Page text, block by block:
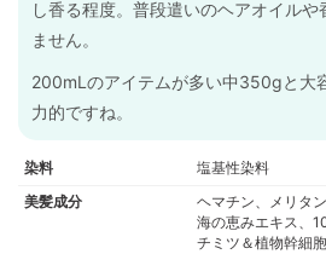
し香る程度。普段遣いのヘアオイル
ません。
200mLのアイテムが多い中350gと大
力的ですね。
染料
塩基性染料
美髪成分
ヘマチン、メリタ
海の恵みエキス、
チミツ＆植物幹細